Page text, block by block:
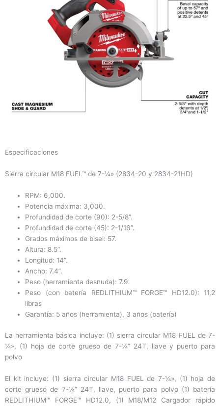
Especificaciones
Sierra circular M18 FUEL™ de 7-¼» (2834-20 y 2834-21HD)
RPM: 6,000.
Potencia máxima: 3,000.
Profundidad de corte (90): 2-5/8”.
Profundidad de corte (45): 2-1/16”.
Grados máximos de bisel: 57.
Altura: 8.5”.
Longitud: 14”.
Ancho: 7.4”.
Peso (herramienta desnuda): 7.9.
Peso (con batería REDLITHIUM™ FORGE™ HD12.0): 11,2
libras
Garantía: 5 años (herramienta), 3 años (batería)
La herramienta básica incluye: (1) sierra circular M18 FUEL de 7-
¼», (1) hoja de corte grueso de 7-¼” 24T, llave y puerto para
polvo
El kit incluye: (1) sierra circular M18 FUEL de 7-¼», (1) hoja de
corte grueso de 7-¼” 24T, llave, puerto para polvo (1) batería
REDLITHIUM™ FORGE™ HD12.0, (1) M18/M12 Cargador rápido